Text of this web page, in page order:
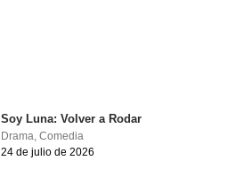
Soy Luna: Volver a Rodar
Drama ,Comedia
24 de julio de 2026